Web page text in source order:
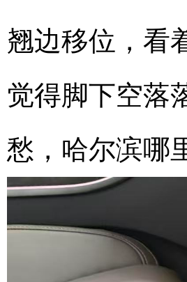
翘边移位，看
觉得脚下空落
愁，哈尔滨哪